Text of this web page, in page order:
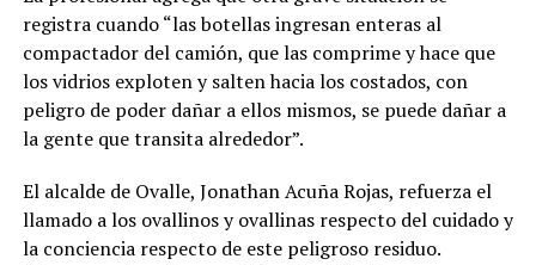
registra cuando “las botellas ingresan enteras al
compactador del camión, que las comprime y hace que
los vidrios exploten y salten hacia los costados, con
peligro de poder dañar a ellos mismos, se puede dañar a
la gente que transita alrededor”.
El alcalde de Ovalle, Jonathan Acuña Rojas, refuerza el
llamado a los ovallinos y ovallinas respecto del cuidado y
la conciencia respecto de este peligroso residuo.